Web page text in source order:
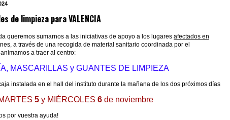
de limpieza para VALENCIA
queremos sumarnos a las iniciativas de apoyo a los lugares afectados en
a través de una recogida de material sanitario coordinada por el
a traer al centro:
MASCARILLAS y GUANTES DE LIMPIEZA
instalada en el hall del instituto durante la mañana de los dos próximos días
5 y MIÉRCOLES 6 de noviembre
por vuestra ayuda!